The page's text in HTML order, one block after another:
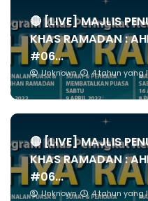
🔴 [LIVE] MAJLIS
KHAS RAMADAN :
#06...
Unknown 4 tahun yang
🔴 [LIVE] MAJLIS
KHAS RAMADAN :
#06...
Unknown 4 tahun yang